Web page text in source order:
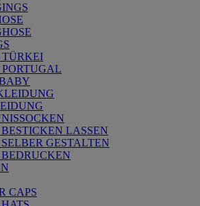
TÜRKEI
LASSEN
GESTALTEN
CAPS